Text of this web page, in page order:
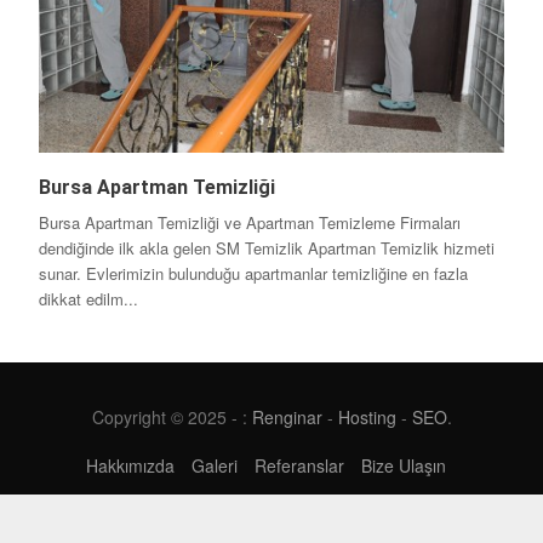
Bursa Apartman Temizliği
Bursa Apartman Temizliği ve Apartman Temizleme Firmaları
dendiğinde ilk akla gelen SM Temizlik Apartman Temizlik hizmeti
sunar. Evlerimizin bulunduğu apartmanlar temizliğine en fazla
dikkat edilm...
Copyright © 2025 - : Renginar- Hosting - SEO.
Hakkımızda
Galeri Referanslar Bize Ulaşın